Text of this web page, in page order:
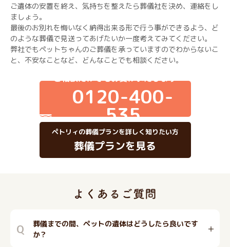
ご遺体の安置を終え、気持ちを整えたら葬儀社を決め、連絡をし
ましょう。
最後のお別れを悔いなく納得出来る形で行う事ができるよう、ど
のような葬儀で見送ってあげたいか一度考えてみてください。
弊社でもペットちゃんのご葬儀を承っていますのでわからないこ
と、不安なことなど、どんなことでも相談ください。
ご相談だけでもお受けいたします
0120-400-
535
ペトリィの葬儀プランを詳しく知りたい方
葬儀プランを見る
Q
葬儀までの間、ペットの遺体はどうしたら良いです
か？